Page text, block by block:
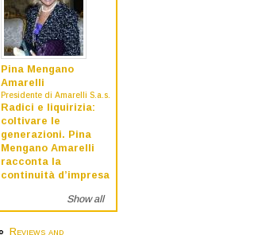
Pina Mengano
Amarelli
Presidente di Amarelli S.a.s.
Radici e liquirizia:
coltivare le
generazioni. Pina
Mengano Amarelli
racconta la
continuità d’impresa
Show all
Reviews and